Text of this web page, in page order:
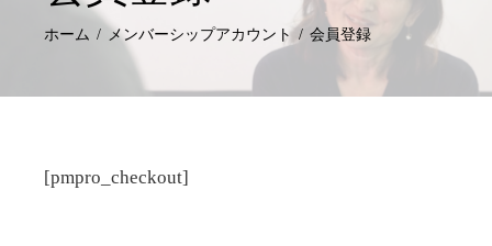
ホーム メンバーシップアカウント 会員登録
[pmpro_checkout]